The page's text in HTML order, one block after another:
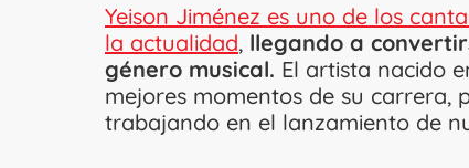
Yeison Jiménez es uno de los
la actualidad, llegando a
género musical. El artista nacido
mejores momentos de su carrera,
trabajando en el lanzamiento de